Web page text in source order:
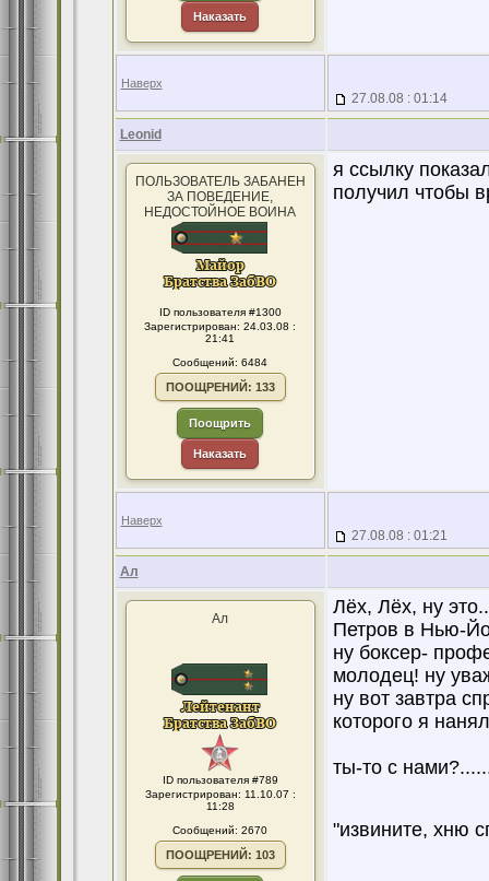
Наказать
Наверх
27.08.08 : 01:14
Leonid
ПОЛЬЗОВАТЕЛЬ ЗАБАНЕН
ЗА ПОВЕДЕНИЕ,
НЕДОСТОЙНОЕ ВОИНА
ID пользователя #1300
Зарегистрирован: 24.03.08 :
21:41
Сообщений: 6484
ПООЩРЕНИЙ: 133
Поощрить
Наказать
я ссылку
получил чтобы
Наверх
27.08.08 : 01:21
Ал
Ал
ID пользователя #789
Зарегистрирован: 11.10.07 :
11:28
Сообщений: 2670
ПООЩРЕНИЙ: 103
Лёх, Лёх, ну
Петров в Нью-
ну боксер-
молодец! ну
ну вот завтра
которого я
ты-то с
"извините, хню